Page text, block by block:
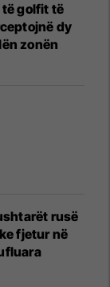
golfit të
dy
zonën
rusë
fjetur në